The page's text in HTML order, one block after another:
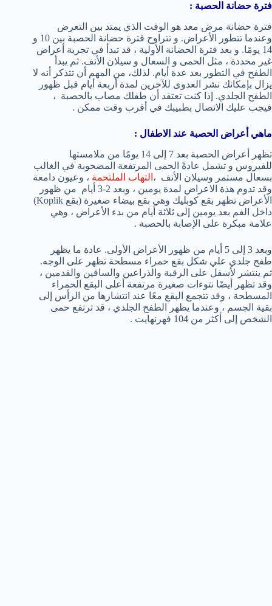
فترة حضانة الحصبة :
فترة حضانة مرض معد هو الوقت الذي يمتد بين التعرض
وعندما تتطور الأعراض. و تتراوح فترة حضانة الحصبة بين 10 و
14 يومًا. و بعد فترة الحضانة الأولية ، قد تبدأ في تجربة أعراض
غير محددة ، مثل الحمى و السعال و سيلان الأنف. ثم يبدأ
الطفح في التطور بعد عدة أيام. لذلك، من المهم أن تتذكر أنه لا
يزال بإمكانك نشر العدوى للآخرين لمدة أربعة أيام قبل ظهور
الطفح الجلدي. إذا كنت تعتقد أن طفلك مصاب بالحصبة ،
فيجب عليك الاتصال بطبيبك في أقرب وقت ممكن .
ماهي أعراض الحصبة عند الاطفال :
تظهر أعراض الحصبة بعد 7 إلى 14 يومًا من ملامستها
للفيروس و تشمل عادةً الحمى المرتفعة المصحوبة في الغالب
بسعال مستمر وسيلان الأنف ، التهاب الملتحمة ، وعيون دامعة
وقد تدوم هذة الاعراض لمدة يومين ، وبعد 2-3 أيام من ظهور
الأعراض تظهر بقع كوبليك وهي بقع بيضاء صغيرة (بقع Koplik)
داخل الفم بعد يومين إلى ثلاثة أيام من بدء الأعراض ، وهي
علامة مبكرة على الإصابة بالحصبة .
وبعد 3 إلى 5 أيام من ظهور الأعراض الأولى. عادة ما يظهر
طفح جلدي علي شكل بقع حمراء مسطحة تظهر على الوجه.
ثم ينتشر لأسفل على الرقبة والذراعين والساقين والقدمين ،
وقد تظهر أيضًا نتوءات صغيرة مرتفعة أعلى البقع الحمراء
المسطحة ، وقد تتجمع البقع معًا عند انتشارها من الرأس إلى
بقية الجسم ، وعندما يظهر الطفح الجلدي ، قد ترتفع حمى
الشخص إلى أكثر من 104 فهرنهايت .